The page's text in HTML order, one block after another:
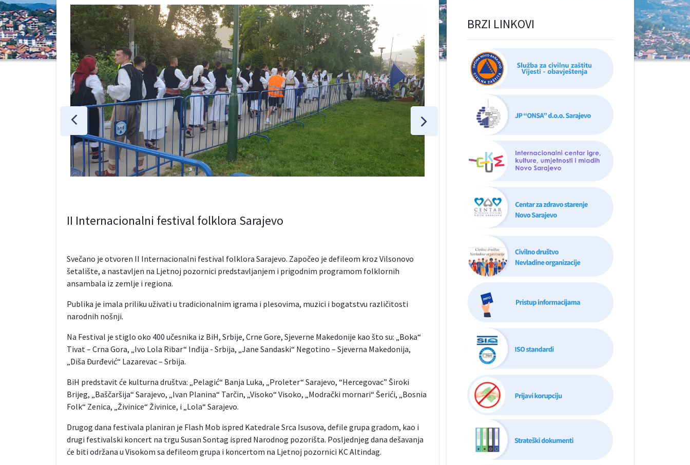
II Internacionalni festival folklora Sarajevo
Svečano je otvoren II Internacionalni festival folklora Sarajevo. Započeo je defileom kroz Vilsonovo
šetalište, a nastavljen na Ljetnoj pozornici predstavljanjem i prigodnim programom folklornih
ansambala iz zemlje i regiona.
Publika je imala priliku uživati u tradicionalnim igrama i plesovima, muzici i bogatstvu različitosti
narodnih nošnji.
Na Festival je stiglo oko 400 učesnika iz BiH, Srbije, Crne Gore, Sjeverne Makedonije kao što su: „Boka“
Tivat – Crna Gora, „Ivo Lola Ribar“ Inđija - Srbija, „Jane Sandaski“ Negotino – Sjeverna Makedonija,
„Diša Đurđević“ Lazarevac – Srbija.
BiH predstavit će kulturna društva: „Pelagić“ Banja Luka, „Proleter“ Sarajevo, “Hercegovac” Široki
Brijeg, „Baščaršija“ Sarajevo, „Ivan Planina“ Tarčin, „Visoko“ Visoko, „Modrački mornari“ Šerići, „Bosnia
Folk“ Zenica, „Živinice“ Živinice, i „Lola“ Sarajevo.
Drugog dana festivala planiran je Flash Mob ispred Katedrale Srca Isusova, defile grupa gradom, kao i
drugi festivalski koncert na trgu Susan Sontag ispred Narodnog pozorišta. Posljednjeg dana dešavanja
će biti održana u Visokom sa defileom grupa i koncertom na Ljetnoj pozornici KC Altindag.
BRZI LINKOVI